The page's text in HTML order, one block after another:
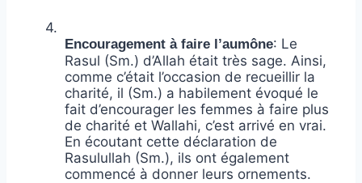
4.
Encouragement à faire l’aumône: Le
Rasul (Sm.) d’Allah était très sage. Ainsi,
comme c’était l’occasion de recueillir la
charité, il (Sm.) a habilement évoqué le
fait d’encourager les femmes à faire plus
de charité et Wallahi, c’est arrivé en vrai.
En écoutant cette déclaration de
Rasulullah (Sm.), ils ont également
commencé à donner leurs ornements.